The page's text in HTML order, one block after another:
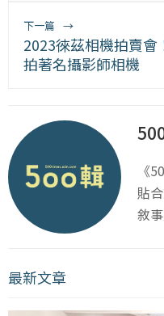
下一篇 →
2023徠茲相機拍賣
拍著名攝影師相機
《
貼
敘
最新文章